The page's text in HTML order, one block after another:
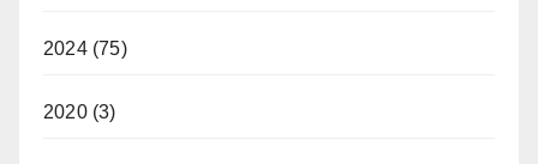
2024 (75)
2020 (3)